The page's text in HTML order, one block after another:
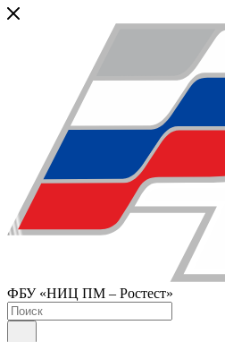
ФБУ «НИЦ ПМ – Ростест»